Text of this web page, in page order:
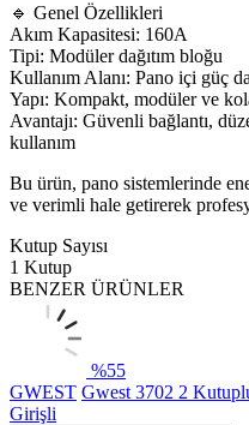
🔹 Genel Özellikleri
Akım Kapasitesi: 160A
Tipi: Modüler dağıtım bloğu
Kullanım Alanı: Pano içi güç
Yapı: Kompakt, modüler ve
Avantajı: Güvenli bağlantı,
kullanım
Bu ürün, pano sistemlerinde
ve verimli hale getirerek
Kutup Sayısı
1 Kutup
BENZER ÜRÜNLER
%55
GWEST Gwest 3702 2
Girişli